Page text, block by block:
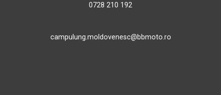
0728 210 192
campulung.moldovenesc@bbmoto.ro